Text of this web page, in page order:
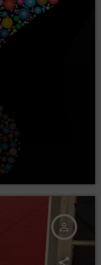
person_outline